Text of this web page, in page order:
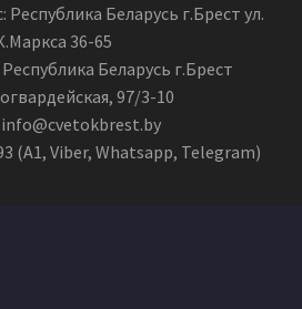
Беларусь г.Брест ул.
36-65
Беларусь г.Брест
97/3-10
(А1, Viber, Whatsapp, Telegram)